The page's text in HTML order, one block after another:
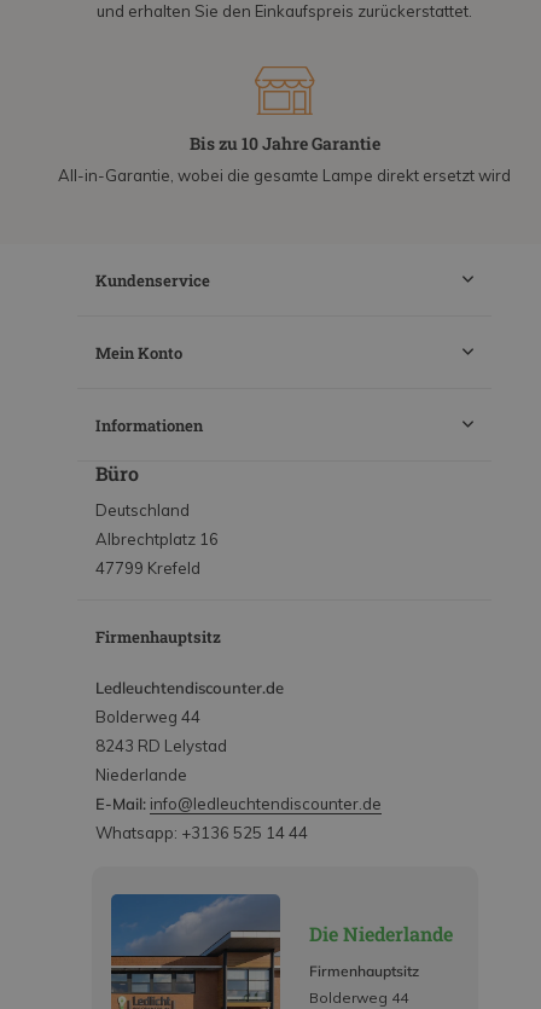
und erhalten Sie den Einkaufspreis zurückerstattet.
Bis zu 10 Jahre Garantie
All-in-Garantie, wobei die gesamte Lampe direkt ersetzt wird
Kundenservice
Mein Konto
Informationen
Büro
Deutschland
Albrechtplatz 16
47799 Krefeld
Firmenhauptsitz
Ledleuchtendiscounter.de
Bolderweg 44
8243 RD Lelystad
Niederlande
E-Mail: info@ledleuchtendiscounter.de
Whatsapp: +3136 525 14 44
Die Niederlande
Firmenhauptsitz
Bolderweg 44